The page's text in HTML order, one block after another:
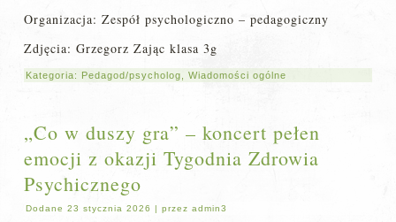
Organizacja: Zespół psychologiczno – pedagogiczny
Zdjęcia: Grzegorz Zając klasa 3g
Kategoria: Pedagod/psycholog ,Wiadomości ogólne
„Co w duszy gra” – koncert pełen
emocji z okazji Tygodnia Zdrowia
Psychicznego
Dodane 23 stycznia 2026 |przez admin3